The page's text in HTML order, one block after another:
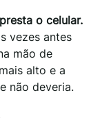
o celular.
vezes antes
mão de
alto e a
não deveria.